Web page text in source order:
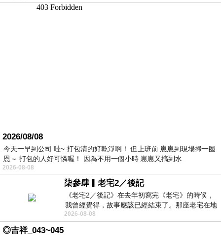
2026/08/08
今天一早到公司 哇~ 打包清的好乾淨啊！ 但上班前 崽崽到現場掃一圈
恩～ 打包的人好可憐喔！ 因為不用一個小時 崽崽又搞到水
2026-08-08
柒參肆▎老宅2／後記
《老宅2／後記》在去年初寫完《老宅》的時候，
我曾經覺得，故事應該已經結束了。那座老宅在地
震中倒塌，七個人終於離開那片黑暗，
2026-08-08
◎吉祥_043~045